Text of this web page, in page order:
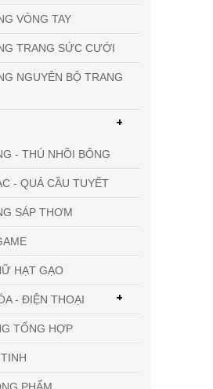
VÒNG TAY
TRANG SỨC CƯỚI
NGUYÊN BỘ TRANG
- THÚ NHỒI BÔNG
- QUẢ CẦU TUYẾT
SÁP THƠM
HẠT GẠO
- ĐIỆN THOẠI +
TỔNG HỢP
PHẨM
+